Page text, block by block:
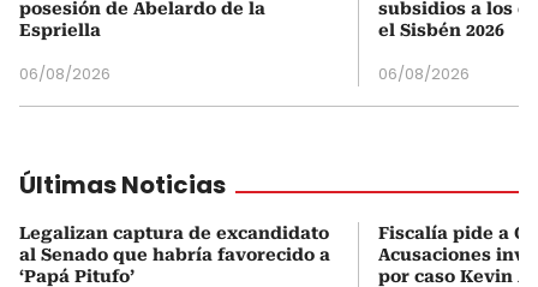
posesión de Abelardo de la
Espriella
06/08/2026
subsidios a los
el Sisbén 2026
06/08/2026
Últimas Noticias
Legalizan captura de excandidato
al Senado que habría favorecido a
‘Papá Pitufo’
Fiscalía pide a
Acusaciones
por caso Kevin